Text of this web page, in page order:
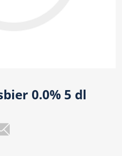
0.0% 5 dl